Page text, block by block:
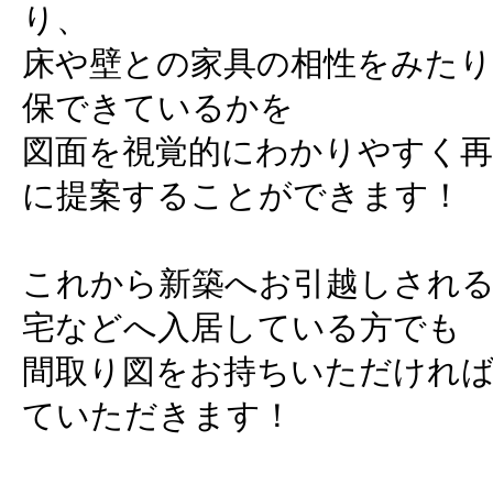
り、
床や壁との家具の相性をみた
保できているかを
図面を視覚的にわかりやすく
に提案することができます！
これから新築へお引越しされ
宅などへ入居している方でも
間取り図をお持ちいただけれ
ていただきます！